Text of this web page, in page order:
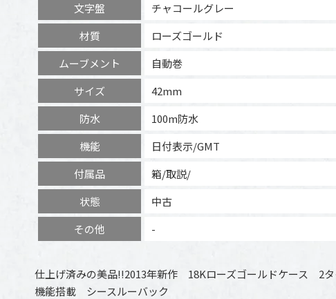
文字盤
チャコールグレー
材質
ローズゴールド
ムーブメント
自動巻
サイズ
42mm
防水
100m防水
機能
日付表示/GMT
付属品
箱/取説/
状態
中古
その他
-
仕上げ済みの美品!!2013年新作 18Kローズゴールドケース 2タ
機能搭載 シースルーバック